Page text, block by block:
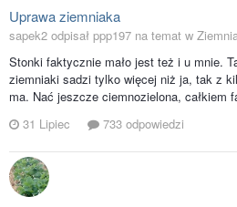
Uprawa ziemniaka
sapek2 odpisał ppp197 na temat w
Stonki faktycznie mało jest też i u mnie.
ziemniaki sadzi tylko więcej niż ja, tak z
ma. Nać jeszcze ciemnozielona, całkiem
31 Lipiec
733 odpowiedzi